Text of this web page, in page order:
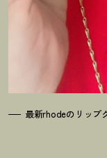
最新rhodeのリップ